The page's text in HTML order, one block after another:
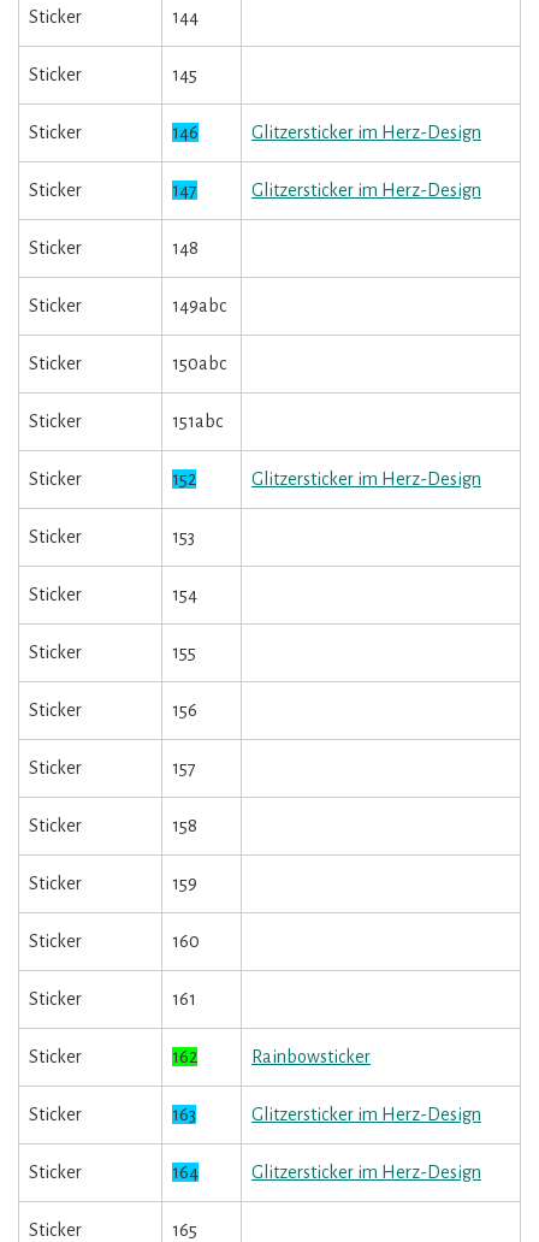
Sticker 144
Sticker 145
Sticker 146 Glitzersticker im Herz-Design
Sticker 147 Glitzersticker im Herz-Design
Sticker 148
Sticker 149abc
Sticker 150abc
Sticker 151abc
Sticker 152 Glitzersticker im Herz-Design
Sticker 153
Sticker 154
Sticker 155
Sticker 156
Sticker 157
Sticker 158
Sticker 159
Sticker 160
Sticker 161
Sticker 162 Rainbowsticker
Sticker 163 Glitzersticker im Herz-Design
Sticker 164 Glitzersticker im Herz-Design
Sticker 165